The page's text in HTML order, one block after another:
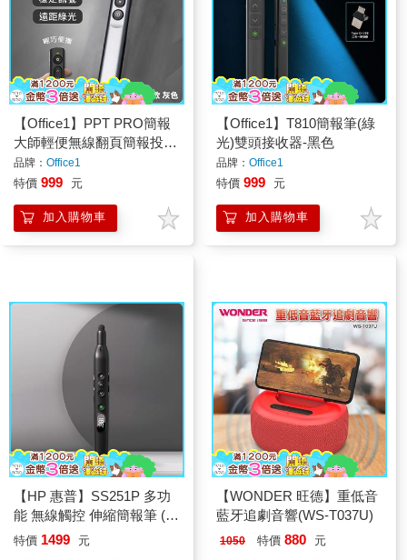
【Office1】PPT PRO簡報
大師輕便無線翻頁簡報投屏
筆-綠光充電版(LGO-10)
品牌： Office1
特價 999 元
加入購物車
【Office1】T810簡報筆(綠
光)雙頭接收器-黑色
品牌： Office1
特價 999 元
加入購物車
【HP 惠普】SS251P 多功
能 無線觸控 伸縮簡報筆 (綠
光充電版）黑
特價 1499 元
【WONDER 旺德】重低音
藍牙追劇音響(WS-T037U)
1050 特價 880 元